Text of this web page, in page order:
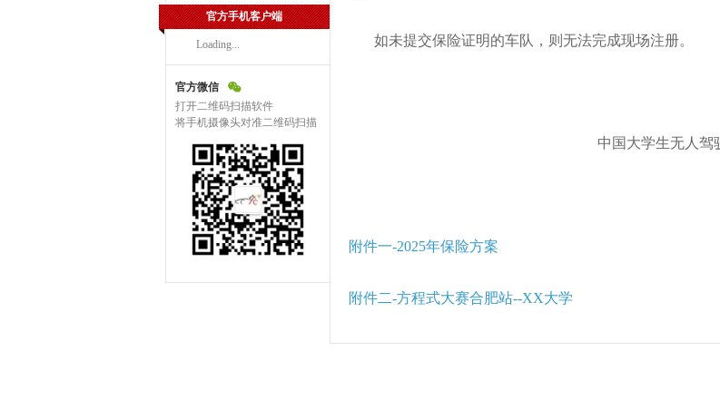
官方手机客户端
Loading...
官方微信
打开二维码扫描软件
将手机摄像头对准二维码扫描
如未提交保险证明的车队，则无法完成现场注册。
中国大学生无人驾
附件一-2025年保险方案
附件二-方程式大赛合肥站--XX大学